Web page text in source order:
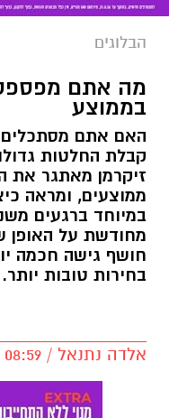
הבלוגים
מה אתם
בממוצע
האם אתם מסתכלים
קבלת החלטות
זיקרמן מאתגר את
ממוצעים, ומראה
במיוחד ברגעים
מחודשת על האופן
חושף גישה חכמה
בחירות טובות יותר.
אלדה נתנאל / 08:59 26.09.25